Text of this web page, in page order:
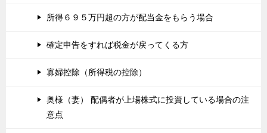
所得６９５万円超の方が配当金をもらう場合
確定申告をすれば税金が戻ってくる方
寡婦控除（所得税の控除）
奥様（妻） 配偶者が上場株式に投資している場合の注
意点